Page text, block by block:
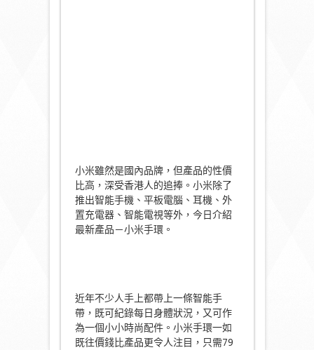
小米雖然是國內品牌，但產品的性價
比高，深受香港人的追捧。小米除了
推出智能手機、平板電腦、耳機、外
置充電器、智能電視等外，今日介紹
最新產品－小米手環。
近年不少人手上都帶上一條智能手
帶，既可紀錄每日身體狀況，又可作
為一個小小時尚配件。小米手環一如
既往價錢比產品更令人注目，只需79